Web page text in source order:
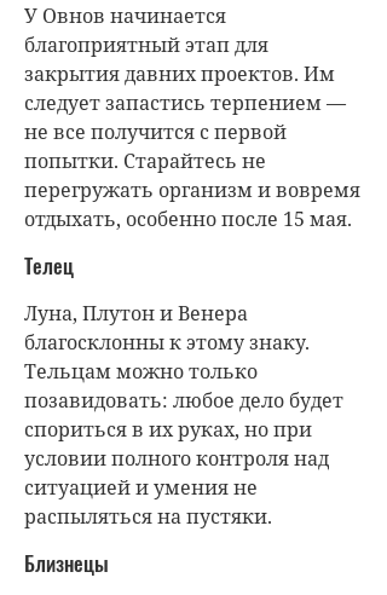
У Овнов начинается
благоприятный этап для
закрытия давних проектов. Им
следует запастись терпением —
не все получится с первой
попытки. Старайтесь не
перегружать организм и вовремя
отдыхать, особенно после 15 мая.
Телец
Луна, Плутон и Венера
благосклонны к этому знаку.
Тельцам можно только
позавидовать: любое дело будет
спориться в их руках, но при
условии полного контроля над
ситуацией и умения не
распыляться на пустяки.
Близнецы